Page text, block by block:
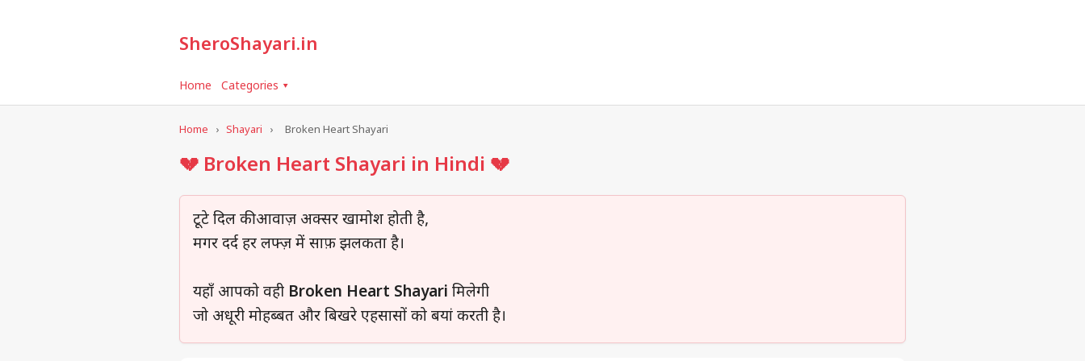
SheroShayari.in
Home Categories ▾
Home › Shayari › Broken Heart Shayari
💔 Broken Heart Shayari in Hindi 💔
टूटे दिल की आवाज़ अक्सर खामोश होती है,
मगर दर्द हर लफ्ज़ में साफ़ झलकता है।
यहाँ आपको वही Broken Heart Shayari मिलेगी
जो अधूरी मोहब्बत और बिखरे एहसासों को बयां करती है।